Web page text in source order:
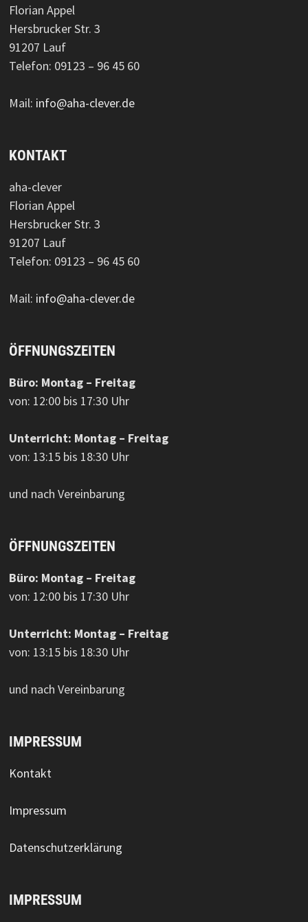
Florian Appel
Hersbrucker Str. 3
91207 Lauf
Telefon: 09123 – 96 45 60
Mail: info@aha-clever.de
KONTAKT
aha-clever
Florian Appel
Hersbrucker Str. 3
91207 Lauf
Telefon: 09123 – 96 45 60
Mail: info@aha-clever.de
ÖFFNUNGSZEITEN
Büro: Montag – Freitag
von: 12:00 bis 17:30 Uhr
Unterricht: Montag – Freitag
von: 13:15 bis 18:30 Uhr
und nach Vereinbarung
ÖFFNUNGSZEITEN
Büro: Montag – Freitag
von: 12:00 bis 17:30 Uhr
Unterricht: Montag – Freitag
von: 13:15 bis 18:30 Uhr
und nach Vereinbarung
IMPRESSUM
Kontakt
Impressum
Datenschutzerklärung
IMPRESSUM